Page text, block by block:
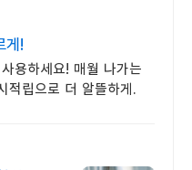
게!
용하세요! 매월 나가는
적립으로 더 알뜰하게.